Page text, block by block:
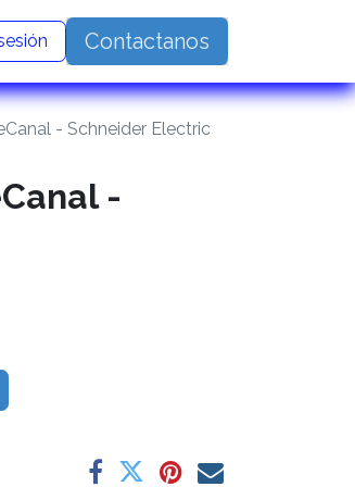
Contactanos
- Schneider Electric
-